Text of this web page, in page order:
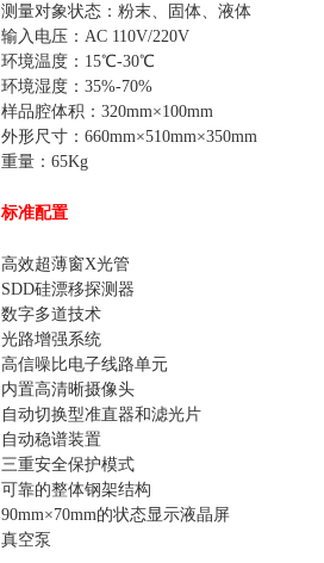
测量对象状态：粉末、固体、液体
输入电压：AC 110V/220V
环境温度：15℃-30℃
环境湿度：35%-70%
样品腔体积：320mm×100mm
外形尺寸：660mm×510mm×350mm
重量：65Kg
标准配置
高效超薄窗X光管
SDD硅漂移探测器
数字多道技术
光路增强系统
高信噪比电子线路单元
内置高清晰摄像头
自动切换型准直器和滤光片
自动稳谱装置
三重安全保护模式
可靠的整体钢架结构
90mm×70mm的状态显示液晶屏
真空泵